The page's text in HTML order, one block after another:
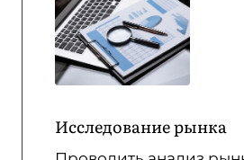
Исcледование рынка